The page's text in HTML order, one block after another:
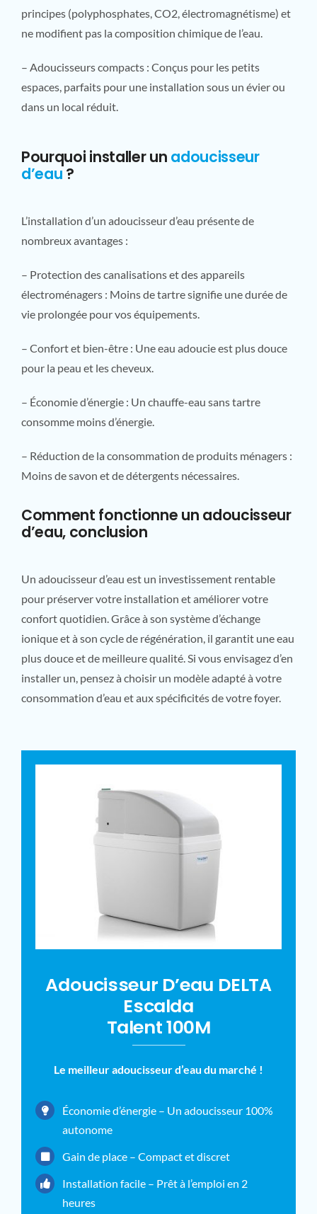
principes (polyphosphates, CO2, électromagnétisme) et
ne modifient pas la composition chimique de l’eau.
– Adoucisseurs compacts : Conçus pour les petits
espaces, parfaits pour une installation sous un évier ou
dans un local réduit.
Pourquoi installer un adoucisseur
d’eau ?
L’installation d’un adoucisseur d’eau présente de
nombreux avantages :
– Protection des canalisations et des appareils
électroménagers : Moins de tartre signifie une durée de
vie prolongée pour vos équipements.
– Confort et bien-être : Une eau adoucie est plus douce
pour la peau et les cheveux.
– Économie d’énergie : Un chauffe-eau sans tartre
consomme moins d’énergie.
– Réduction de la consommation de produits ménagers :
Moins de savon et de détergents nécessaires.
Comment fonctionne un adoucisseur
d’eau, conclusion
Un adoucisseur d’eau est un investissement rentable
pour préserver votre installation et améliorer votre
confort quotidien. Grâce à son système d’échange
ionique et à son cycle de régénération, il garantit une eau
plus douce et de meilleure qualité. Si vous envisagez d’en
installer un, pensez à choisir un modèle adapté à votre
consommation d’eau et aux spécificités de votre foyer.
Adoucisseur D’eau DELTA
Escalda
Talent 100M
Le meilleur adoucisseur d’eau du marché !
Économie d’énergie – Un adoucisseur 100%
autonome
Gain de place – Compact et discret
Installation facile – Prêt à l’emploi en 2
heures